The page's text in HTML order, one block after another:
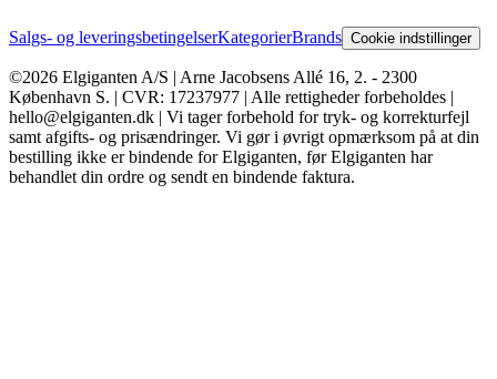
Salgs- og leveringsbetingelserKategorierBrands Cookie indstillinger
©2026 Elgiganten A/S | Arne Jacobsens Allé 16, 2. - 2300
København S. | CVR: 17237977 | Alle rettigheder forbeholdes |
hello@elgiganten.dk | Vi tager forbehold for tryk- og korrekturfejl
samt afgifts- og prisændringer. Vi gør i øvrigt opmærksom på at din
bestilling ikke er bindende for Elgiganten, før Elgiganten har
behandlet din ordre og sendt en bindende faktura.